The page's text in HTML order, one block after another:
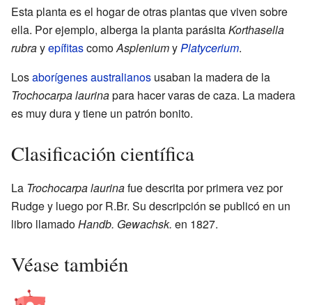
Esta planta es el hogar de otras plantas que viven sobre
ella. Por ejemplo, alberga la planta parásitaKorthasella
rubrayepífitascomoAspleniumyPlatycerium.
Losaborígenes australianos usaban la madera de la
Trochocarpa laurinapara hacer varas de caza. La madera
es muy dura y tiene un patrón bonito.
Clasificación científica
La Trochocarpa laurinafue descrita por primera vez por
Rudge y luego por R.Br. Su descripción se publicó en un
libro llamadoHandb. Gewachsk. en 1827.
Véase también